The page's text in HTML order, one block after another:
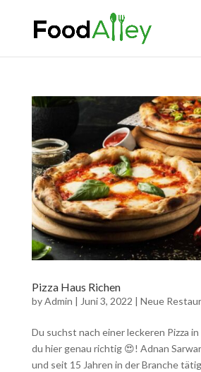
Pizza Haus Richen
byAdmin | Juni 3, 2022 | Neue
Du suchst nach einer leckeren Pizza
du hier genau richtig 😍! Adnan
und seit 15 Jahren in der Branche